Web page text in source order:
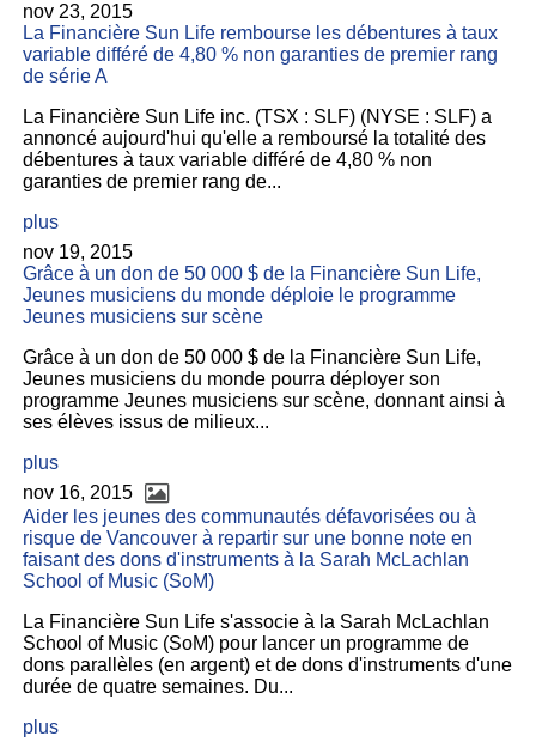
nov 23, 2015
La Financière Sun Life rembourse les débentures à taux
variable différé de 4,80 % non garanties de premier rang
de série A
La Financière Sun Life inc. (TSX : SLF) (NYSE : SLF) a
annoncé aujourd'hui qu'elle a remboursé la totalité des
débentures à taux variable différé de 4,80 % non
garanties de premier rang de...
plus
nov 19, 2015
Grâce à un don de 50 000 $ de la Financière Sun Life,
Jeunes musiciens du monde déploie le programme
Jeunes musiciens sur scène
Grâce à un don de 50 000 $ de la Financière Sun Life,
Jeunes musiciens du monde pourra déployer son
programme Jeunes musiciens sur scène, donnant ainsi à
ses élèves issus de milieux...
plus
nov 16, 2015
Aider les jeunes des communautés défavorisées ou à
risque de Vancouver à repartir sur une bonne note en
faisant des dons d'instruments à la Sarah McLachlan
School of Music (SoM)
La Financière Sun Life s'associe à la Sarah McLachlan
School of Music (SoM) pour lancer un programme de
dons parallèles (en argent) et de dons d'instruments d'une
durée de quatre semaines. Du...
plus